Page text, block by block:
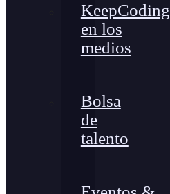
KeepCoding
en los
medios
Bolsa
de
talento